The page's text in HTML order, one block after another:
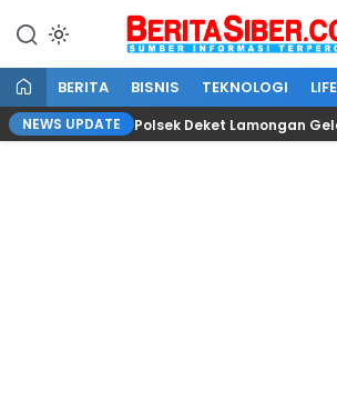
BeritaSiber.com
Sumber Informasi
BERITA BISNIS TEKNOLOGI
NEWS UPDATE Polsek Deket Lamongan